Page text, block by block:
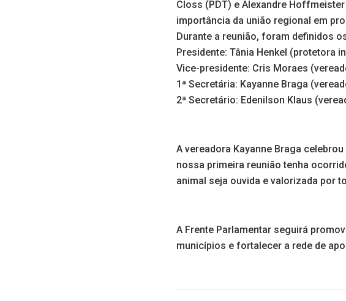
Closs (PDT) e Alexandre
importância da união regional em
Durante a reunião, foram definidos
Presidente: Tânia Henkel (protetora
Vice-presidente: Cris Moraes
1ª Secretária: Kayanne Braga
2ª Secretário: Edenilson Klaus
A vereadora Kayanne Braga
nossa primeira reunião tenha
animal seja ouvida e valorizada por
A Frente Parlamentar seguirá
municípios e fortalecer a rede de